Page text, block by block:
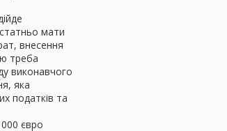
мати
внесення
треба
виконавчого
яка
податків та
євро